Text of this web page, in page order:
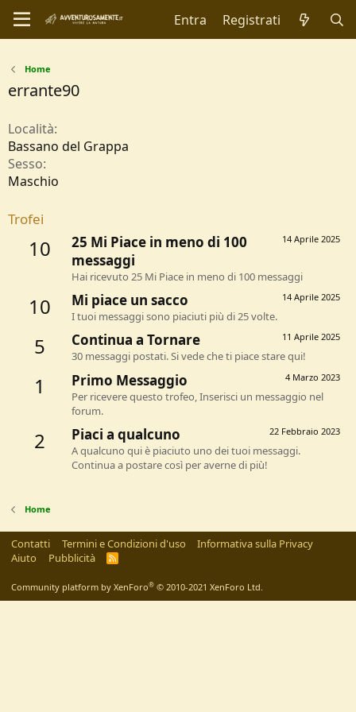
Entra Registrati
Home
errante90
Località
Bassano del Grappa
Sesso
Maschio
Trofei
10 14 Aprile 2025
25 Mi Piace in meno di 100
messaggi
Hai ricevuto 25 Mi Piace in meno di 100 messaggi
10 14 Aprile 2025
Mi piace un sacco
I tuoi messaggi sono piaciuti più di 25 volte.
5 11 Aprile 2025
Continua a Tornare
30 messaggi postati. Si vede che ti piace stare qui!
1 4 Marzo 2023
Primo Messaggio
Per ricevere questo trofeo, Inserisci un messaggio nel
forum.
2 22 Febbraio 2023
Piaci a qualcuno
A qualcuno qui è piaciuto uno dei tuoi messaggi.
Continua a postare così per averne di più!
Home
Contatti Termini e Condizioni d'uso
Informativa sulla Privacy
Aiuto
Pubblicità
R
S
Community platform by XenForo® © 2010-2021 XenForo Ltd.